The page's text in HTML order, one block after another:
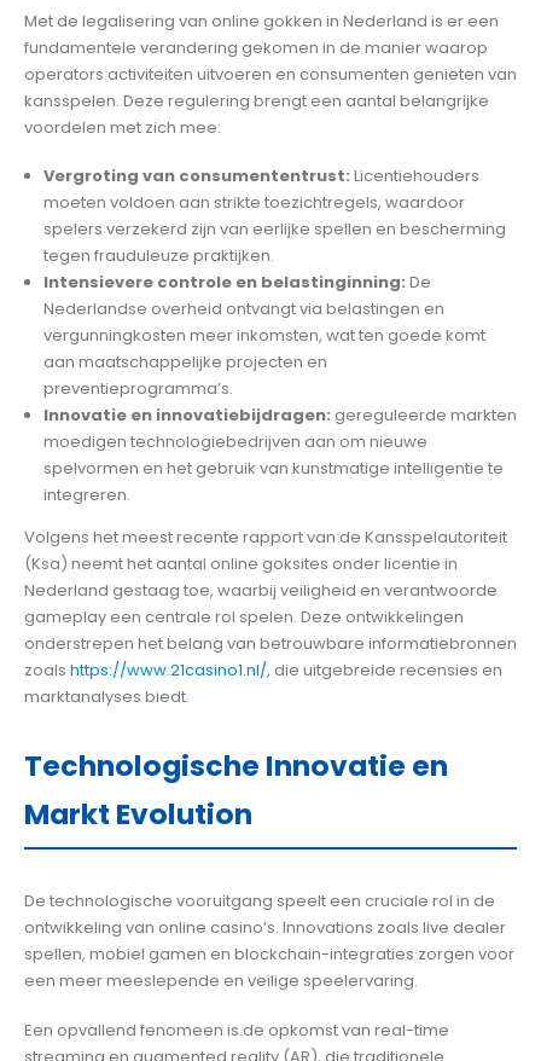
Met de legalisering van online gokken in Nederland is er een
fundamentele verandering gekomen in de manier waarop
operators activiteiten uitvoeren en consumenten genieten van
kansspelen. Deze regulering brengt een aantal belangrijke
voordelen met zich mee:
Vergroting van consumententrust: Licentiehouders
moeten voldoen aan strikte toezichtregels, waardoor
spelers verzekerd zijn van eerlijke spellen en bescherming
tegen frauduleuze praktijken.
Intensievere controle en belastinginning: De
Nederlandse overheid ontvangt via belastingen en
vergunningkosten meer inkomsten, wat ten goede komt
aan maatschappelijke projecten en
preventieprogramma’s.
Innovatie en innovatiebijdragen: gereguleerde markten
moedigen technologiebedrijven aan om nieuwe
spelvormen en het gebruik van kunstmatige intelligentie te
integreren.
Volgens het meest recente rapport van de Kansspelautoriteit
(Ksa) neemt het aantal online goksites onder licentie in
Nederland gestaag toe, waarbij veiligheid en verantwoorde
gameplay een centrale rol spelen. Deze ontwikkelingen
onderstrepen het belang van betrouwbare informatiebronnen
zoals https://www.21casino1.nl/, die uitgebreide recensies en
marktanalyses biedt.
Technologische Innovatie en
Markt Evolution
De technologische vooruitgang speelt een cruciale rol in de
ontwikkeling van online casino’s. Innovations zoals live dealer
spellen, mobiel gamen en blockchain-integraties zorgen voor
een meer meeslepende en veilige speelervaring.
Een opvallend fenomeen is de opkomst van real-time